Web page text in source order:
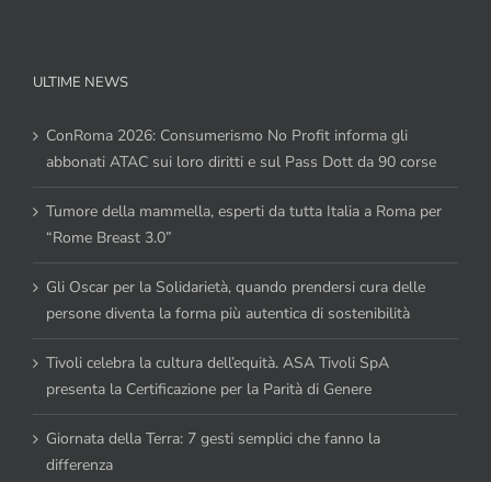
ULTIME NEWS
ConRoma 2026: Consumerismo No Profit informa gli
abbonati ATAC sui loro diritti e sul Pass Dott da 90 corse
Tumore della mammella, esperti da tutta Italia a Roma per
“Rome Breast 3.0”
Gli Oscar per la Solidarietà, quando prendersi cura delle
persone diventa la forma più autentica di sostenibilità
Tivoli celebra la cultura dell’equità. ASA Tivoli SpA
presenta la Certificazione per la Parità di Genere
Giornata della Terra: 7 gesti semplici che fanno la
differenza